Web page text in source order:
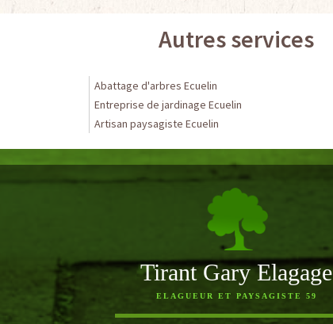
Autres services
Abattage d'arbres Ecuelin
Entreprise de jardinage Ecuelin
Artisan paysagiste Ecuelin
Tirant Gary Elagage
ELAGUEUR ET PAYSAGISTE 59